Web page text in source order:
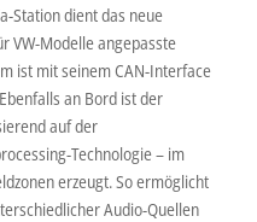
Station dient das neue
VW-Modelle angepasste
ist mit seinem CAN-Interface
an Bord ist der
auf der
Technologie – im
erzeugt. So ermöglicht
Audio-Quellen